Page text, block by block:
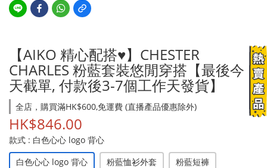
【AIKO 精心配搭♥️】CHESTER
CHARLES 粉藍套裝悠閒穿搭【最後今
天截單, 付款後3-7個工作天發貨】
全店，購買滿HK$600,免運費 (直播產品優惠除外)
HK$846.00
款式 : 白色心心 logo 背心
白色心心 logo 背心
粉藍恤衫外套 粉藍短褲